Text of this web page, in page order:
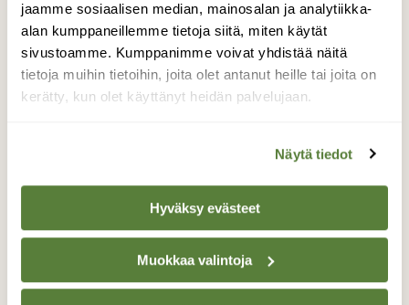
jaamme sosiaalisen median, mainosalan ja analytiikka-
alan kumppaneillemme tietoja siitä, miten käytät
sivustoamme. Kumppanimme voivat yhdistää näitä
tietoja muihin tietoihin, joita olet antanut heille tai joita on
kerätty, kun olet käyttänyt heidän palvelujaan.
Näytä tiedot
Hyväksy evästeet
Muokkaa valintoja
Talvipäivänseisaus
Vuoden lyhin päivä valkenee Perämerellä.
Valokuvaaja: marjatta koiksniemi, Leton
kalasatama, Tornio 21.12.2013
TAKAISIN LISTAAN